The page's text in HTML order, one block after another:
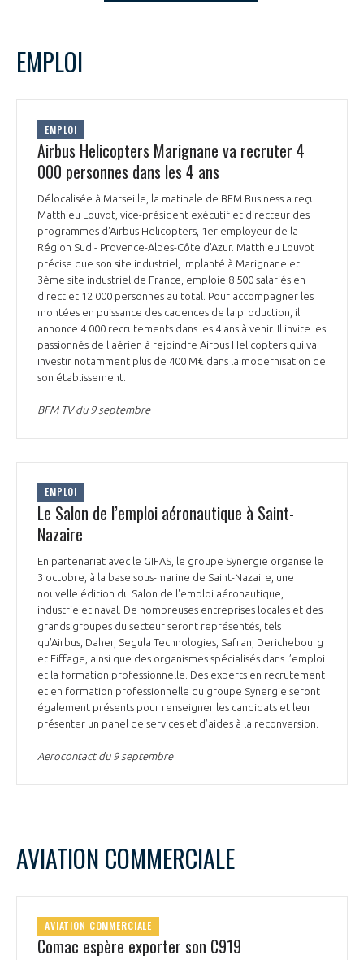
LE GIFAS
NOTRE VISION
NOS MISSIONS
NOTRE HISTOIRE
ORGANISATION
LE CONSEIL DU GIFAS
L’ÉQUIPE DU GIFAS
NOS RÉSEAUX À L'INTERNATIONAL
FONCTIONNEMENT
GEADS
COMITÉ AERO PME
STARTAIR
COMMISSIONS ET COMITÉS
ACCOMPAGNEMENT DE NOS ADHÉRENTS
LES PROGRAMMES DU GIFAS
UN ÉCOSYSTÈME INTÉGRÉ ET COHÉRENT
POURQUOI DEVENIR MEMBRE ?
LA MÉDIATION
LA MÉDIATION DANS LA FILIÈRE AÉRONAUTIQUE ET SPATIALE
MÉDIATION ET CHARTE D’ENGAGEMENT SUR LES RELATIONS ENTRE
LA MÉDIATION AU-DELÀ DE LA FILIÈRE AÉRONAUTIQUE ET SPATIALE
PRENDRE CONTACT AVEC LE MÉDIATEUR DE LA FILIÈRE
LE SALON DU BOURGET
CHIFFRES CLÉS
LES ENJEUX
COMPÉTITIVITÉ
EMPLOI & FORMATION
ENVIRONNEMENT
INNOVATION
INTERNATIONALISATION
LES PUBLICATIONS
DOCUMENTS & BROCHURES
RAPPORTS D'ACTIVITÉS
1
17 18
30
EMPLOI
EMPLOI
Airbus Helicopters Marignane va recruter 4
000 personnes dans les 4 ans
Délocalisée à Marseille, la matinale de BFM Business a reçu
Matthieu Louvot, vice-président exécutif et directeur des
programmes d'Airbus Helicopters, 1er employeur de la
Région Sud - Provence-Alpes-Côte d'Azur. Matthieu Louvot
précise que son site industriel, implanté à Marignane et
3ème site industriel de France, emploie 8 500 salariés en
direct et 12 000 personnes au total. Pour accompagner les
montées en puissance des cadences de la production, il
annonce 4 000 recrutements dans les 4 ans à venir. Il invite les
passionnés de l'aérien à rejoindre Airbus Helicopters qui va
investir notamment plus de 400 M€ dans la modernisation de
son établissement.
BFM TV du 9 septembre
EMPLOI
Le Salon de l’emploi aéronautique à Saint-
Nazaire
En partenariat avec le GIFAS, le groupe Synergie organise le
3 octobre, à la base sous-marine de Saint-Nazaire, une
nouvelle édition du Salon de l'emploi aéronautique,
industrie et naval. De nombreuses entreprises locales et des
grands groupes du secteur seront représentés, tels
qu’Airbus, Daher, Segula Technologies, Safran, Derichebourg
et Eiffage, ainsi que des organismes spécialisés dans l’emploi
et la formation professionnelle. Des experts en recrutement
et en formation professionnelle du groupe Synergie seront
également présents pour renseigner les candidats et leur
présenter un panel de services et d’aides à la reconversion.
Aerocontact du 9 septembre
AVIATION COMMERCIALE
AVIATION COMMERCIALE
Comac espère exporter son C919
votre réseau au sein d’un écosystème intégré et
Découvrez les avantages d'adhérer au GIFAS.
Rencontres, salons, données sectorielles,
programmes ...
DEMANDE D’ADHÉSION
OUI NON